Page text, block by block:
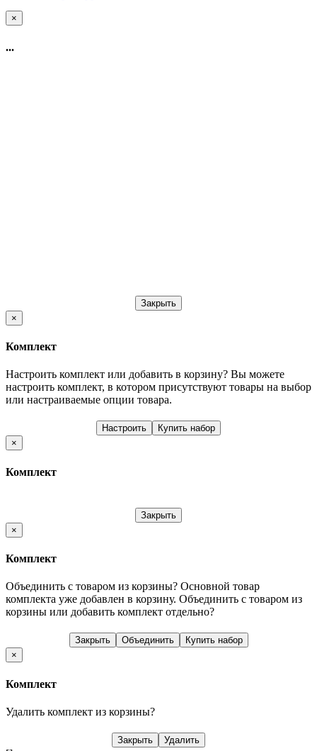
×
...
Закрыть
×
Комплект
Настроить комплект или добавить в корзину? Вы можете
настроить комплект, в котором присутствуют товары на выбор
или настраиваемые опции товара.
Настроить
Купить набор
×
Комплект
Закрыть
×
Комплект
Объединить с товаром из корзины? Основной товар
комплекта уже добавлен в корзину. Объединить с товаром из
корзины или добавить комплект отдельно?
Закрыть Объединить
Купить набор
×
Комплект
Удалить комплект из корзины?
Закрыть Удалить